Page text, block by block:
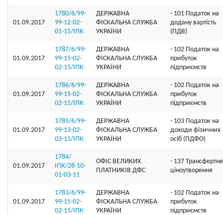
01.09.2017
1780/6/99-
99-12-02-
01-15/ІПК
ДЕРЖАВНА
ФІСКАЛЬНА СЛУЖБА
УКРАЇНИ
- 101 Податок на
додану вартість
(ПДВ)
01.09.2017
1787/6/99-
99-15-02-
02-15/ІПК
ДЕРЖАВНА
ФІСКАЛЬНА СЛУЖБА
УКРАЇНИ
- 102 Податок на
прибуток
підприємств
01.09.2017
1786/6/99-
99-15-02-
02-15/ІПК
ДЕРЖАВНА
ФІСКАЛЬНА СЛУЖБА
УКРАЇНИ
- 102 Податок на
прибуток
підприємств
01.09.2017
1785/6/99-
99-13-02-
03-15/ІПК
ДЕРЖАВНА
ФІСКАЛЬНА СЛУЖБА
УКРАЇНИ
- 103 Податок на
доходи фізичних
осіб (ПДФО)
01.09.2017
1784/
ІПК/28-10-
01-03-11
ОФIС ВЕЛИКИХ
ПЛАТНИКIВ ДФС
- 137 Трансфертне
ціноутворення
01.09.2017
1783/6/99-
99-15-02-
02-15/ІПК
ДЕРЖАВНА
ФІСКАЛЬНА СЛУЖБА
УКРАЇНИ
- 102 Податок на
прибуток
підприємств